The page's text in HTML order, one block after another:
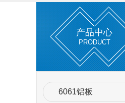
产品中心
PRODUCT
6061铝板